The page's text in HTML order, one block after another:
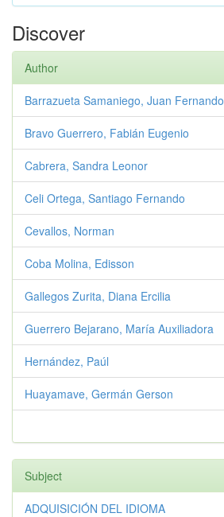
Discover
Author
Barrazueta Samaniego, Juan Fernando
Bravo Guerrero, Fabián Eugenio
Cabrera, Sandra Leonor
Celi Ortega, Santiago Fernando
Cevallos, Norman
Coba Molina, Edisson
Gallegos Zurita, Diana Ercilia
Guerrero Bejarano, María Auxiliadora
Hernández, Paúl
Huayamave, Germán Gerson
Subject
ADQUISICIÓN DEL IDIOMA